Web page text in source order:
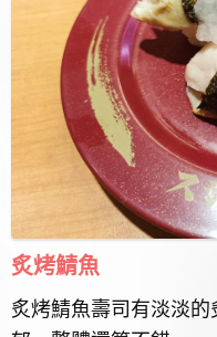
炙烤鯖魚
炙烤鯖魚壽司有淡淡